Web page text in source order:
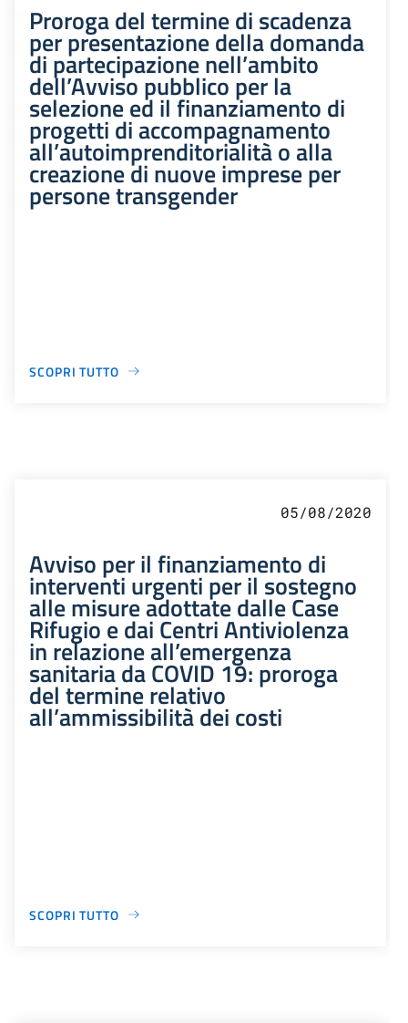
Proroga del termine di scadenza
per presentazione della domanda
di partecipazione nell’ambito
dell’Avviso pubblico per la
selezione ed il finanziamento di
progetti di accompagnamento
all’autoimprenditorialità o alla
creazione di nuove imprese per
persone transgender
SCOPRI TUTTO
05/08/2020
Avviso per il finanziamento di
interventi urgenti per il sostegno
alle misure adottate dalle Case
Rifugio e dai Centri Antiviolenza
in relazione all’emergenza
sanitaria da COVID 19: proroga
del termine relativo
all’ammissibilità dei costi
SCOPRI TUTTO